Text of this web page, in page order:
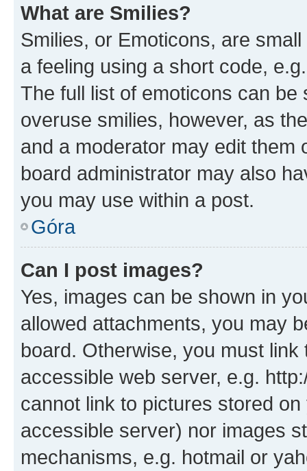
What are Smilies?
Smilies, or Emoticons, are
a feeling using a short code,
The full list of emoticons can
overuse smilies, however, as
and a moderator may edit them
board administrator may also
you may use within a post.
Góra
Can I post images?
Yes, images can be shown in
allowed attachments, you may
board. Otherwise, you must
accessible web server, e.g.
cannot link to pictures stored
accessible server) nor images
mechanisms, e.g. hotmail or